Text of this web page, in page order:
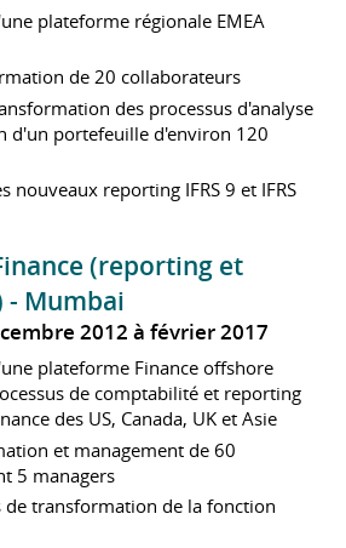
plateforme régionale EMEA
de 20 collaborateurs
des processus d'analyse
d'un portefeuille d'environ 120
nouveaux reporting IFRS 9 et IFRS
(reporting et
- Mumbai
2012 à février 2017
plateforme Finance offshore
de comptabilité et reporting
des US, Canada, UK et Asie
et management de 60
5 managers
de transformation de la fonction